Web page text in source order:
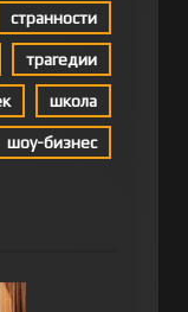
странности
трагедии
школа
шоу-бизнес